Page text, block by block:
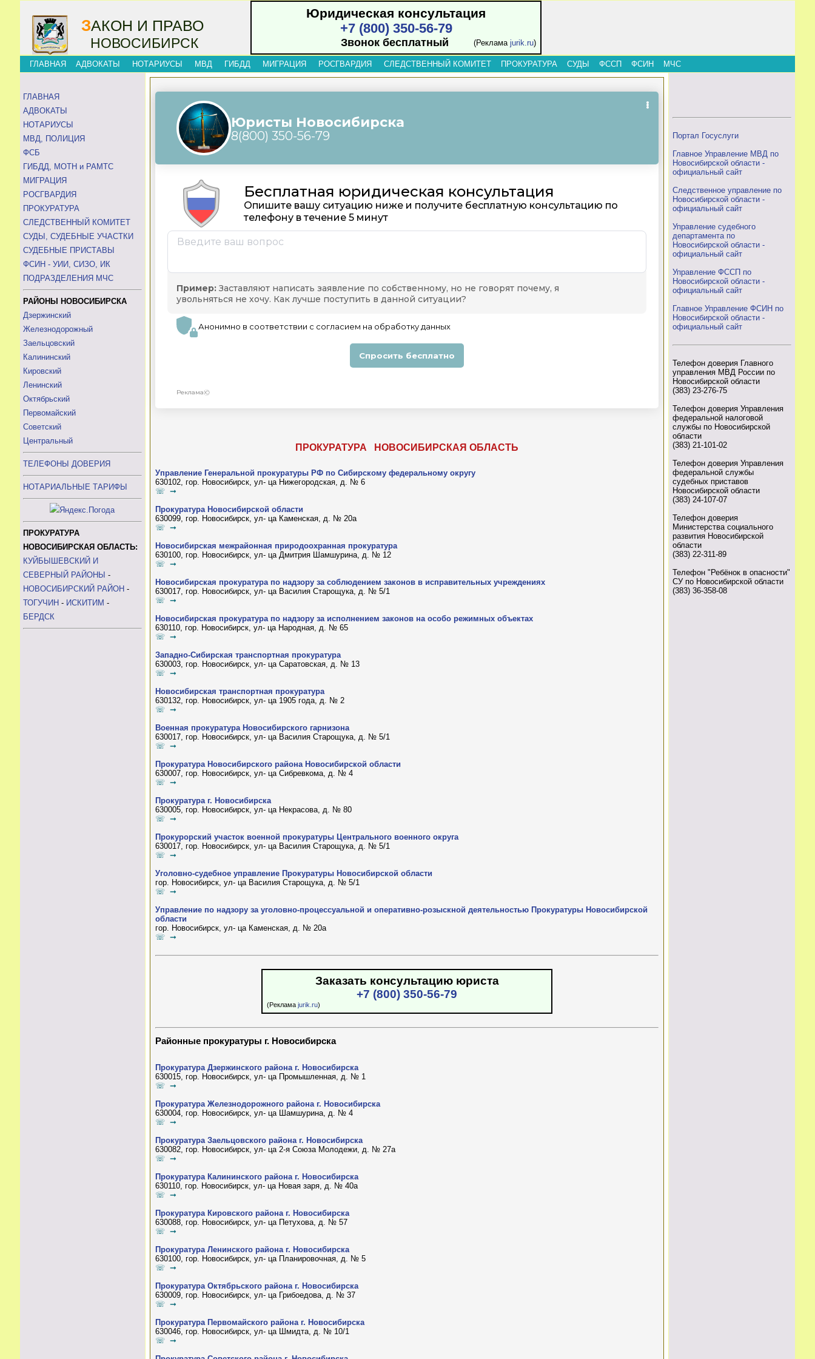
ЗАКОН И ПРАВО
НОВОСИБИРСК
Юридическая консультация
+7 (800) 350-56-79
Звонок бесплатный (Реклама jurik.ru)
ГЛАВНАЯ АДВОКАТЫ НОТАРИУСЫ МВД ГИБДД МИГРАЦИЯ РОСГВАРДИЯ СЛЕДСТВЕННЫЙ КОМИТЕТ ПРОКУРАТУРА СУДЫ ФССП ФСИН МЧС
ГЛАВНАЯ
АДВОКАТЫ
НОТАРИУСЫ
МВД, ПОЛИЦИЯ
ФСБ
ГИБДД, МОТН и РАМТС
МИГРАЦИЯ
РОСГВАРДИЯ
ПРОКУРАТУРА
СЛЕДСТВЕННЫЙ КОМИТЕТ
СУДЫ, СУДЕБНЫЕ УЧАСТКИ
СУДЕБНЫЕ ПРИСТАВЫ
ФСИН - УИИ, СИЗО, ИК
ПОДРАЗДЕЛЕНИЯ МЧС
РАЙОНЫ НОВОСИБИРСКА
Дзержинский
Железнодорожный
Заельцовский
Калининский
Кировский
Ленинский
Октябрьский
Первомайский
Советский
Центральный
ТЕЛЕФОНЫ ДОВЕРИЯ
НОТАРИАЛЬНЫЕ ТАРИФЫ
ПРОКУРАТУРА
НОВОСИБИРСКАЯ ОБЛАСТЬ:
КУЙБЫШЕВСКИЙ И
СЕВЕРНЫЙ РАЙОНЫ -
НОВОСИБИРСКИЙ РАЙОН -
ТОГУЧИН - ИСКИТИМ -
БЕРДСК
ПРОКУРАТУРА НОВОСИБИРСКАЯ ОБЛАСТЬ
Управление Генеральной прокуратуры РФ по Сибирскому федеральному округу
630102, гор. Новосибирск, ул- ца Нижегородская, д. № 6
☏ ➞
Прокуратура Новосибирской области
630099, гор. Новосибирск, ул- ца Каменская, д. № 20а
☏ ➞
Новосибирская межрайонная природоохранная прокуратура
630100, гор. Новосибирск, ул- ца Дмитрия Шамшурина, д. № 12
☏ ➞
Новосибирская прокуратура по надзору за соблюдением законов в исправительных учреждениях
630017, гор. Новосибирск, ул- ца Василия Старощука, д. № 5/1
☏ ➞
Новосибирская прокуратура по надзору за исполнением законов на особо режимных объектах
630110, гор. Новосибирск, ул- ца Народная, д. № 65
☏ ➞
Западно-Сибирская транспортная прокуратура
630003, гор. Новосибирск, ул- ца Саратовская, д. № 13
☏ ➞
Новосибирская транспортная прокуратура
630132, гор. Новосибирск, ул- ца 1905 года, д. № 2
☏ ➞
Военная прокуратура Новосибирского гарнизона
630017, гор. Новосибирск, ул- ца Василия Старощука, д. № 5/1
☏ ➞
Прокуратура Новосибирского района Новосибирской области
630007, гор. Новосибирск, ул- ца Сибревкома, д. № 4
☏ ➞
Прокуратура г. Новосибирска
630005, гор. Новосибирск, ул- ца Некрасова, д. № 80
☏ ➞
Прокурорский участок военной прокуратуры Центрального военного округа
630017, гор. Новосибирск, ул- ца Василия Старощука, д. № 5/1
☏ ➞
Уголовно-судебное управление Прокуратуры Новосибирской области
гор. Новосибирск, ул- ца Василия Старощука, д. № 5/1
☏ ➞
Управление по надзору за уголовно-процессуальной и оперативно-розыскной деятельностью Прокуратуры Новосибирской
области
гор. Новосибирск, ул- ца Каменская, д. № 20а
☏ ➞
Заказать консультацию юриста
+7 (800) 350-56-79
(Реклама jurik.ru)
Районные прокуратуры г. Новосибирска
Прокуратура Дзержинского района г. Новосибирска
630015, гор. Новосибирск, ул- ца Промышленная, д. № 1
☏ ➞
Прокуратура Железнодорожного района г. Новосибирска
630004, гор. Новосибирск, ул- ца Шамшурина, д. № 4
☏ ➞
Прокуратура Заельцовского района г. Новосибирска
630082, гор. Новосибирск, ул- ца 2-я Союза Молодежи, д. № 27а
☏ ➞
Прокуратура Калининского района г. Новосибирска
630110, гор. Новосибирск, ул- ца Новая заря, д. № 40а
☏ ➞
Прокуратура Кировского района г. Новосибирска
630088, гор. Новосибирск, ул- ца Петухова, д. № 57
☏ ➞
Прокуратура Ленинского района г. Новосибирска
630100, гор. Новосибирск, ул- ца Планировочная, д. № 5
☏ ➞
Прокуратура Октябрьского района г. Новосибирска
630009, гор. Новосибирск, ул- ца Грибоедова, д. № 37
☏ ➞
Прокуратура Первомайского района г. Новосибирска
630046, гор. Новосибирск, ул- ца Шмидта, д. № 10/1
☏ ➞
Портал Госуслуги
Главное Управление МВД по
Новосибирской области -
официальный сайт
Следственное управление по
Новосибирской области -
официальный сайт
Управление судебного
департамента по
Новосибирской области -
официальный сайт
Управление ФССП по
Новосибирской области -
официальный сайт
Главное Управление ФСИН по
Новосибирской области -
официальный сайт
Телефон доверия Главного
управления МВД России по
Новосибирской области
(383) 23-276-75
Телефон доверия Управления
федеральной налоговой
службы по Новосибирской
области
(383) 21-101-02
Телефон доверия Управления
федеральной службы
судебных приставов
Новосибирской области
(383) 24-107-07
Телефон доверия
Министерства социального
развития Новосибирской
области
(383) 22-311-89
Телефон "Ребёнок в опасности"
СУ по Новосибирской области
(383) 36-358-08